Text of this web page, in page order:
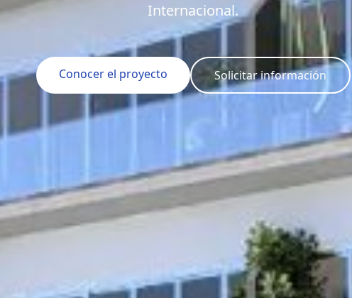
Internacional.
Conocer el proyecto Solicitar información